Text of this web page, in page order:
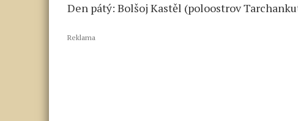
Den pátý: Bolšoj Kastěl (poloostrov
Reklama